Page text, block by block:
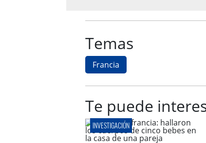
Temas
Francia
Te puede
INVESTIGACIÓN